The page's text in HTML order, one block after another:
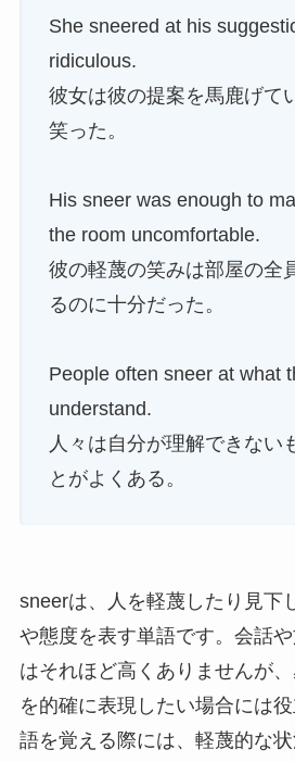
She sneered at his
ridiculous.
彼女は彼の提案を馬鹿げて
笑った。
His sneer was enough to
the room uncomfortable.
彼の軽蔑の笑みは部屋の全
るのに十分だった。
People often sneer at what
understand.
人々は自分が理解できない
とがよくある。
sneerは、人を軽蔑したり見下
や態度を表す単語です。会話
はそれほど高くありませんが
を的確に表現したい場合には
語を覚える際には、軽蔑的な